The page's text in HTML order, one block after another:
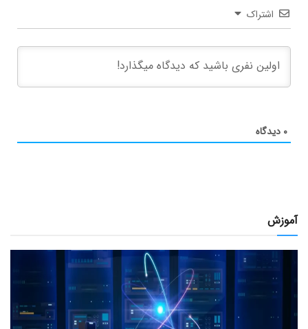
اشتراک
۰ دیدگاه
آموزش